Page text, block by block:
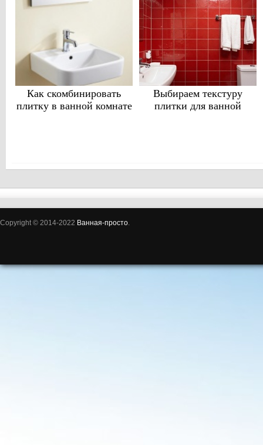
Как скомбинировать
плитку в ванной комнате
Выбираем текстуру
плитки для ванной
Copyright © 2014-2022 Ванная-просто.